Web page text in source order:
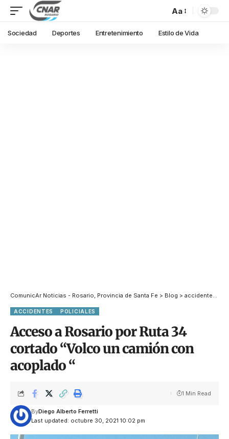
Aa
Sociedad Deportes Entretenimiento Estilo de Vida
ComunicAr Noticias - Rosario, Provincia de Santa Fe > Blog > accidentes >
ACCIDENTES POLICIALES
Acceso a Rosario por Ruta 34
cortado “Volco un camión con
acoplado “
Last updated: octubre 30, 2021 10:02 pm
ByDiego Alberto Ferretti
1 Min Read